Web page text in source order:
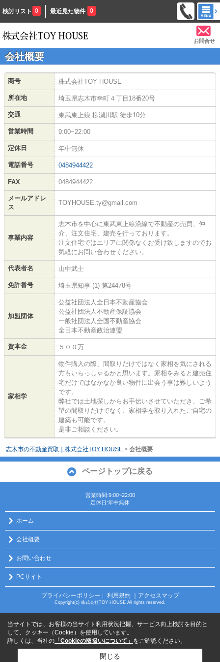
検討リスト 0 最近見た物件 0
お問合せ
会社概要
商号 株式会社TOY HOUSE
所在地 埼玉県志木市幸町４丁目18番20号
交通 東武東上線 柳瀬川駅 徒歩10分
営業時間 9:00~22:00
定休日 年中無休
電話番号 0484944422
FAX 0484944422
メールアドレ
ス
TOYHOUSE.ty@gmail.com
事業内容
志木市を中心に東武東上線沿線で不動産の売買、仲
介、注文住宅、建売を行っております。
注文住宅ではエリアに関係なくお受け致しますのでお
気軽にお問い合わせください。
代表者名 山中武士
免許番号 埼玉県知事 (1) 第24478号
加盟団体
公益社団法人全日本不動産協会
公益社団法人不動産保証協会
一般社団法人全国不動産協会
全日本不動産政治連盟
資本金 ５００万
家相学
物件購入の際、間取りだけではなく家相を気にされる
方もいらっしゃるかと思います。家相をみると建売住
宅だけではなかなか良い物件に出会う事は難しいよう
です。
弊社では土地探しからお手伝いさせていただき、ご希
望の間取りだけでなく、家相学を取り入れたご自宅の
建築も可能です。
是非ご相談ください。
志木市の不動産買取｜株式会社TOY HOUSE > 会社概要
ページトップに戻る
営業時間:9:00~22:00
定休日:年中無休
ホーム
会社概要
お問い合わせ
PCサイト
プライバシーポリシー ｜ 利用規約 ｜アクセスマップ
Copyright(c) 株式会社TOY HOUSE All rights reserved.
当サイトでは、お客様の当サイト利用状況把握、サービス向上検討を目的と
して、クッキー（Cookie）を使用しています。
詳しくは、当社の 「Cookieの取扱いについて」 をご確認ください。
閉じる